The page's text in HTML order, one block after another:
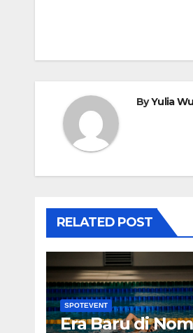
ByYulia
RELATED POST
SPOTEVENT
Era Baru di